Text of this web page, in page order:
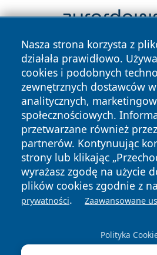
Nasza strona korzysta z
działała prawidłowo.
cookies i podobnych
zewnętrznych dostawców
analitycznych,
społecznościowych.
przetwarzane również
partnerów. Kontynuując
strony lub klikając
wyrażasz zgodę na użycie
plików cookies zgodnie z
prywatności. Zaawansowane
Polityka
Copyright © 2026 infolomza.pl
News Autorzy
Polityka
Prywatności